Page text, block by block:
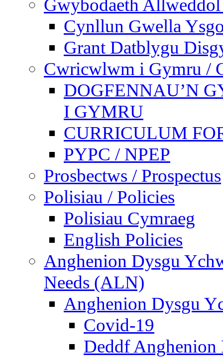
Gwybodaeth
Cynllun Gwella
Grant Datblygu
Cwricwlwm i Gymru /
DOGFENNAU’N
I GYMRU
CURRICULUM
PYPC / NPEP
Prosbectws / Prospectus
Polisiau / Policies
Polisiau Cymraeg
English Policies
Anghenion Dysgu
Needs (ALN)
Anghenion Dysgu
Covid-19
Deddf